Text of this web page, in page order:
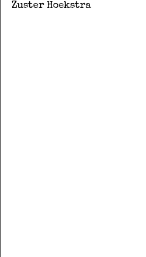
Zuster Hoekstra